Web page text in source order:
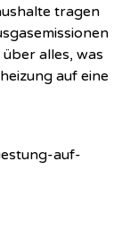
tragen
alles, was
auf eine
auf-